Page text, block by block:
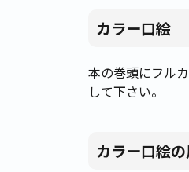
カラー口絵
本の巻頭にフル
して下さい。
カラー口絵